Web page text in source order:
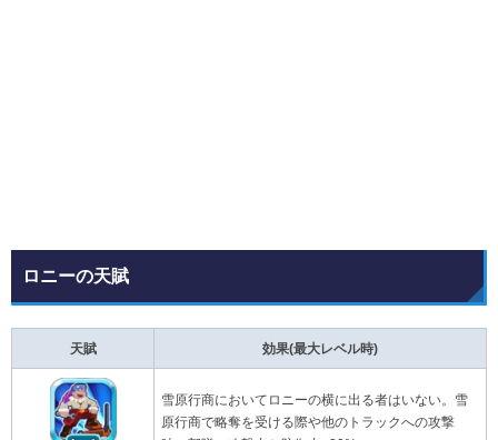
ロニーの天賦
天賦 効果(最大レベル時)
雪原行商においてロニーの横に出る者はいない。雪
原行商で略奪を受ける際や他のトラックへの攻撃